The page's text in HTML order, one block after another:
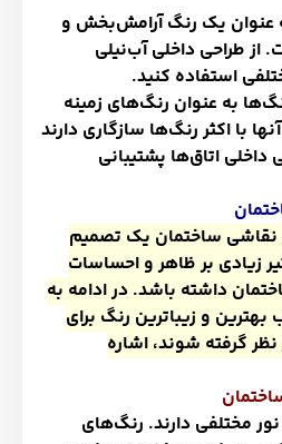
عنوان یک رنگ آرامش‌بخش و
طراحی داخلی آب‌نیلی
استفاده کنید.
به عنوان رنگ‌های زمینه
با اکثر رنگ‌ها سازگاری دارند
داخلی اتاق‌ها پشتیبانی
نقاشی ساختمان یک تصمیم
زیادی بر ظاهر و احساسات
داشته باشد. در ادامه به
و زیباترین رنگ برای
گرفته شوند، اشاره
مختلفی دارند. رنگ‌های